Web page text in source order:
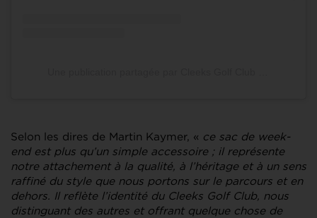
Selon les dires de Martin Kaymer, « ce sac de week-
end est plus qu’un simple accessoire ; il représente
notre attachement à la qualité, à l’héritage et à un sens
raffiné du style que nous portons sur le parcours et en
dehors. Il reflète l’identité du Cleeks Golf Club, nous
distinguant des autres et offrant quelque chose de